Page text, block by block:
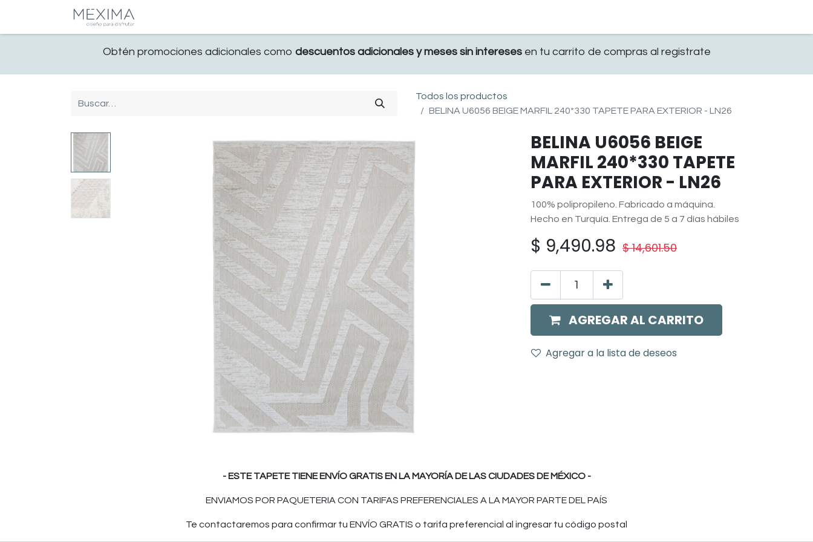
Obtén promociones adicionales como descuentos adicionales y meses sin interesesen tu carrito de compras al registrate
Todos los productos
BELINA U6056 BEIGE MARFIL 240*330 TAPETE PARA EXTERIOR - LN26
BELINA U6056 BEIGE
MARFIL 240*330 TAPETE
PARA EXTERIOR - LN26
100% polipropileno. Fabricado a máquina.
Hecho en Turquía. Entrega de 5 a 7 días hábiles
$ 9,490.98 $14,601.50
AGREGAR AL CARRITO
Agregar a la lista de deseos
- ESTE TAPETE TIENE ENVÍO GRATIS EN LA MAYORÍA DE LAS CIUDADES DE MÉXICO -
ENVIAMOS POR PAQUETERIA CON TARIFAS PREFERENCIALES A LA MAYOR PARTE DEL PAÍS
Te contactaremos para confirmar tu ENVÍO GRATIS o tarifa preferencial al ingresar tu código postal